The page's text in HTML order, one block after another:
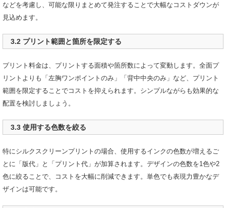
などを考慮し、可能な限りまとめて発注することで大幅なコストダウンが
見込めます。
3.2 プリント範囲と箇所を限定する
プリント料金は、プリントする面積や箇所数によって変動します。全面プ
リントよりも「左胸ワンポイントのみ」「背中中央のみ」など、プリント
範囲を限定することでコストを抑えられます。シンプルながらも効果的な
配置を検討しましょう。
3.3 使用する色数を絞る
特にシルクスクリーンプリントの場合、使用するインクの色数が増えるご
とに「版代」と「プリント代」が加算されます。デザインの色数を1色や2
色に絞ることで、コストを大幅に削減できます。単色でも表現力豊かなデ
ザインは可能です。